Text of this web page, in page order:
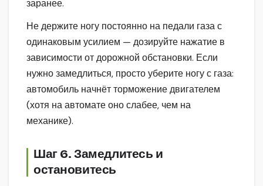
заранее.
Не держите ногу постоянно на педали газа с
одинаковым усилием — дозируйте нажатие в
зависимости от дорожной обстановки. Если
нужно замедлиться, просто уберите ногу с газа:
автомобиль начнёт торможение двигателем
(хотя на автомате оно слабее, чем на
механике).
Шаг 6. Замедлитесь и
остановитесь